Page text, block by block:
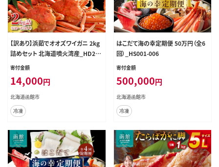
【訳あり】浜茹でオオズワイガニ 2kg
詰めセット 北海道噴火湾産_HD206
-001
寄付金額
14,000円
北海道函館市
冷凍
はこだて海の幸定期便 50万円（全6
回）_HS001-006
寄付金額
500,000円
北海道函館市
冷凍